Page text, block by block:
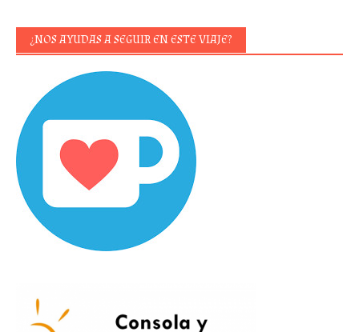
¿NOS AYUDAS A SEGUIR EN ESTE VIAJE?